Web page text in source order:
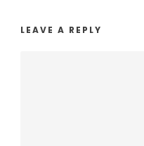
LEAVE A REPLY